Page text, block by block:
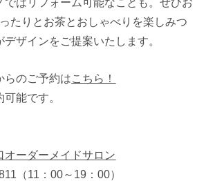
たりとお茶とおしゃべりを楽しみつ
ザインをご提案いたします。
らのご予約はこちら！
能です。
オーダーメイドサロン
（11：00～19：00）